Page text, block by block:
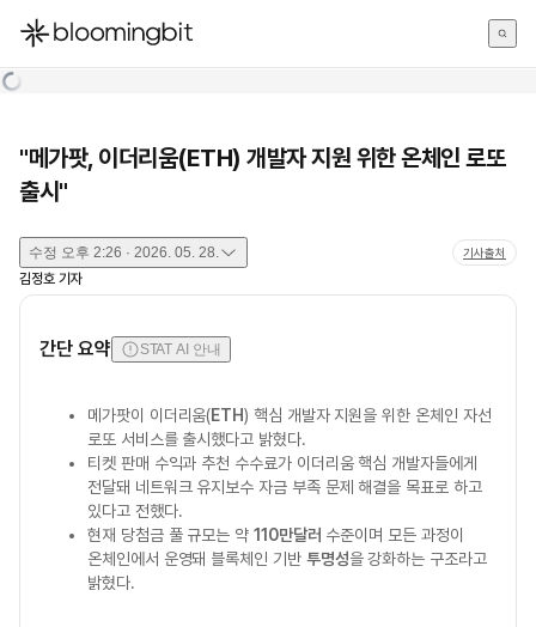
한국어
"메가팟, 이더리움(ETH) 개발자 지원 위한 온체인 로또
출시"
수정 오후 2:26 · 2026. 05. 28. 기사출처
김정호 기자
간단 요약 STAT AI 안내
메가팟이 이더리움(ETH) 핵심 개발자 지원을 위한 온체인 자선
로또 서비스를 출시했다고 밝혔다.
티켓 판매 수익과 추천 수수료가 이더리움 핵심 개발자들에게
전달돼 네트워크 유지보수 자금 부족 문제 해결을 목표로 하고
있다고 전했다.
현재 당첨금 풀 규모는 약 110만달러 수준이며 모든 과정이
온체인에서 운영돼 블록체인 기반 투명성을 강화하는 구조라고
밝혔다.